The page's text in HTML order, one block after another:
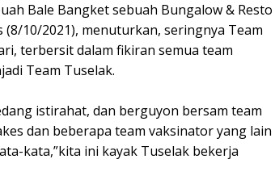
Bale Bangket sebuah Bungalow & Resto
(8/10/2021), menuturkan, seringnya Team
terbersit dalam fikiran semua team
Team Tuselak.
istirahat, dan berguyon bersam team
dan beberapa team vaksinator yang lain
kata,”kita ini kayak Tuselak bekerja